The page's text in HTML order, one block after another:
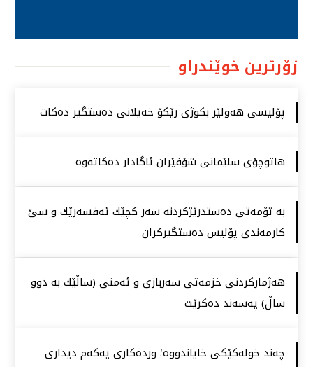
زۆرترین خوێندراو
پۆلیسی هەولێر بكوژی رێكۆ خەیلانی دەستگیر دەكات
هاتوچۆی سلێمانی شۆفێران ئاگادار دەكاتەوە
بە تۆمەتی دەستدرێژكردنە سەر كچێك ئەفسەرێك و سێ
كارمەندی پۆلیس دەستگیركران
هەژماركردنی خزمەتی سەربازی و ئەمنی (ساڵێك بە دوو
ساڵ) پەسەند دەكرێت
چەند خولەكێكی خایاندووە؛ وردەكاری یەكەم دیداری